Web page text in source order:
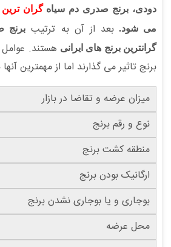
دودی، برنج صدری دم سیاهگران ترین
می شود.بعد از آن به ترتیب برنج
گرانترین برنج های ایرانی هستند.
برنج تاثیر می گذارند اما از مهمترین
میزان عرضه و تقاضا در بازار
نوع و رقم برنج
منطقه کشت برنج
ارگانیک بودن برنج
بوجاری و یا بوجاری نشدن برنج
محل عرضه